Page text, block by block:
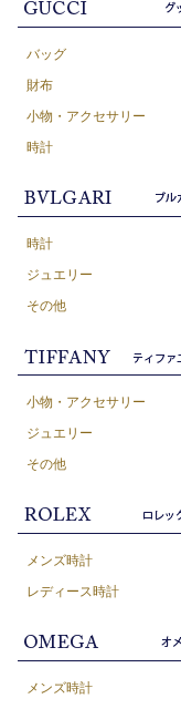
バッグ
財布
小物・アクセサリー
時計
時計
ジュエリー
その他
小物・アクセサリー
ジュエリー
その他
メンズ時計
レディース時計
メンズ時計